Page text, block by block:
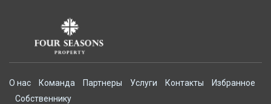
О нас Команда Партнеры Услуги Контакты
Избранное
Собственнику